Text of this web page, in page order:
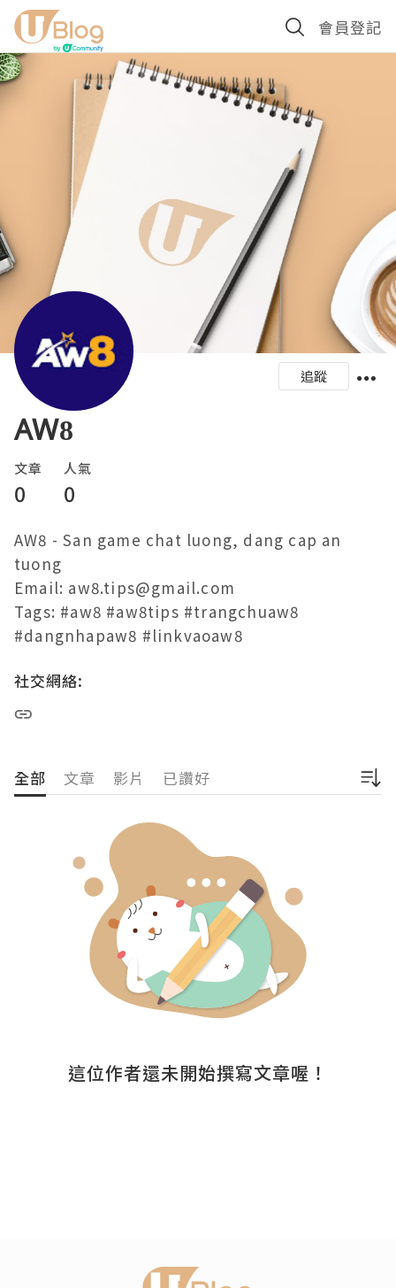
會員登記
追蹤
AW8
文章
0
人氣
0
AW8 - San game chat luong, dang cap an
tuong
Email: aw8.tips@gmail.com
Tags: #aw8 #aw8tips #trangchuaw8
社交網絡:
全部 文章 影片 已讚好
這位作者還未開始撰寫文章喔！